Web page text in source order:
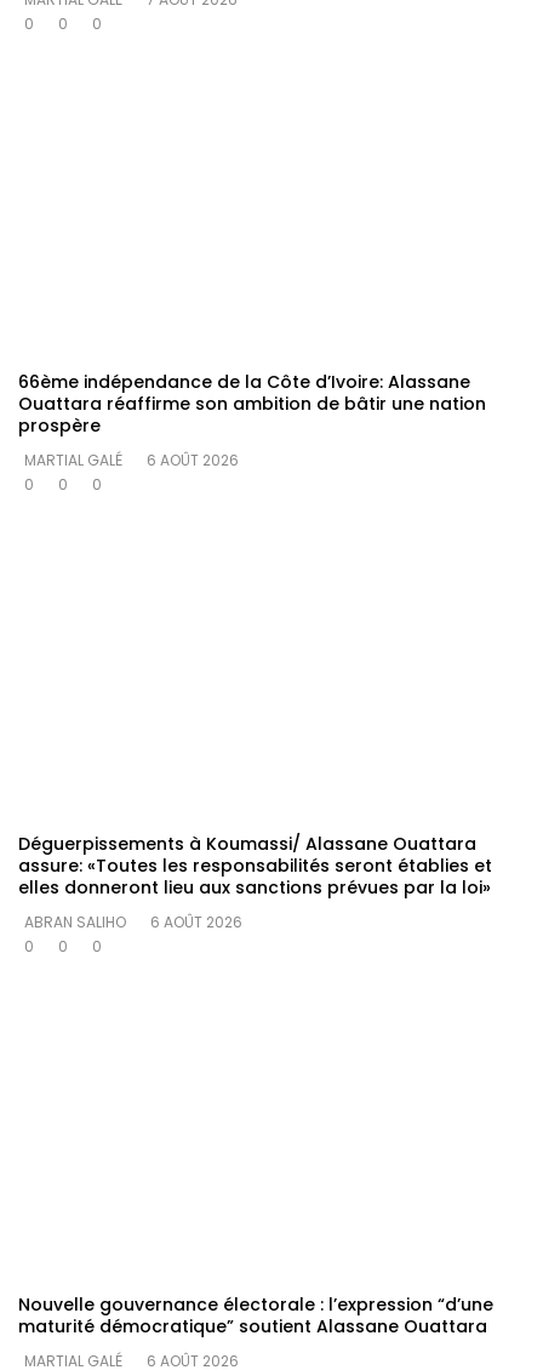
0
0 0
66ème indépendance de la Côte d’Ivoire: Alassane
Ouattara réaffirme son ambition de bâtir une nation
prospère
MARTIAL GALÉ
6 AOÛT 2026
0
0 0
Déguerpissements à Koumassi/ Alassane Ouattara
assure: «Toutes les responsabilités seront établies et
elles donneront lieu aux sanctions prévues par la loi»
ABRAN SALIHO
6 AOÛT 2026
0
0 0
Nouvelle gouvernance électorale : l’expression “d’une
maturité démocratique” soutient Alassane Ouattara
MARTIAL GALÉ
6 AOÛT 2026